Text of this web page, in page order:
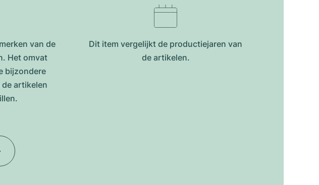
van de
Het omvat
bijzondere
artikelen
Dit item vergelijkt de productiejar​en van
de artikelen.